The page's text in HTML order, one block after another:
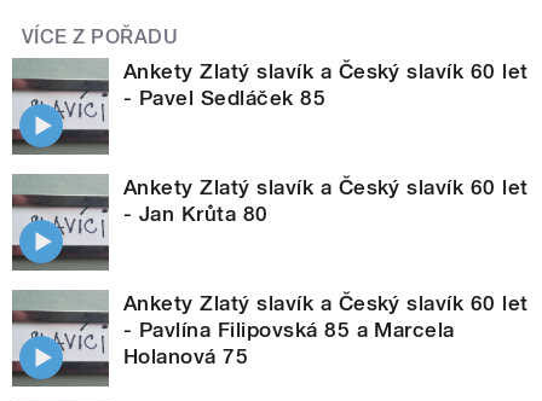
VÍCE Z POŘADU
Ankety Zlatý slavík a Český slavík 60 let
- Pavel Sedláček 85
Ankety Zlatý slavík a Český slavík 60 let
- Jan Krůta 80
Ankety Zlatý slavík a Český slavík 60 let
- Pavlína Filipovská 85 a Marcela
Holanová 75